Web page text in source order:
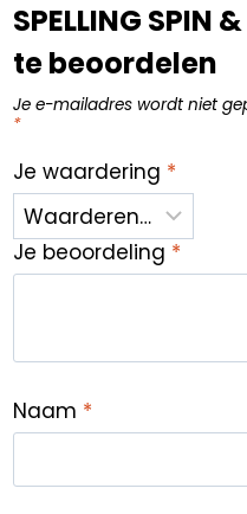
SPELLING SPIN
te beoordelen
Je e-mailadres wordt niet
*
Je waardering *
Je beoordeling *
Naam *